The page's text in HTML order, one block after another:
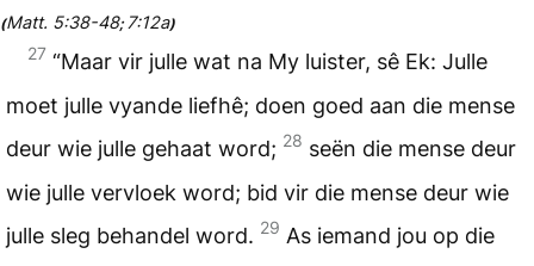
(Matt. 5:38-48; 7:12a)
27 “Maar vir julle wat na My luister, sê Ek: Julle
moet julle vyande liefhê; doen goed aan die mense
deur wie julle gehaat word; 28 seën die mense deur
wie julle vervloek word; bid vir die mense deur wie
julle sleg behandel word. 29 As iemand jou op die